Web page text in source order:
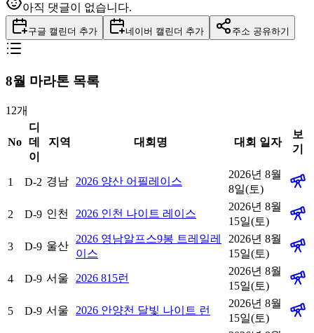
아직 댓글이 없습니다.
구글 캘린더 추가 네이버 캘린더 추가 주소 공유하기
8월 마라톤 목록
12개
No
디
데
이
지역 대회명 대회 일자
보
기
1 D-2 경남 2026 양산 어필레이스
2026년 8월
8일(토)
2 D-9 인천 2026 인천 나이트 레이스
2026년 8월
15일(토)
3 D-9 울산
2026 영남알프스9봉 트레일레
이스
2026년 8월
15일(토)
4 D-9 서울 2026 815런
2026년 8월
15일(토)
5 D-9 서울 2026 안양천 달빛 나이트 런
2026년 8월
15일(토)